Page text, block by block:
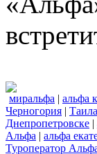
миральфа | альфа
Черногория |
Днепропетровске |
Альфа | альфа
Туроператор